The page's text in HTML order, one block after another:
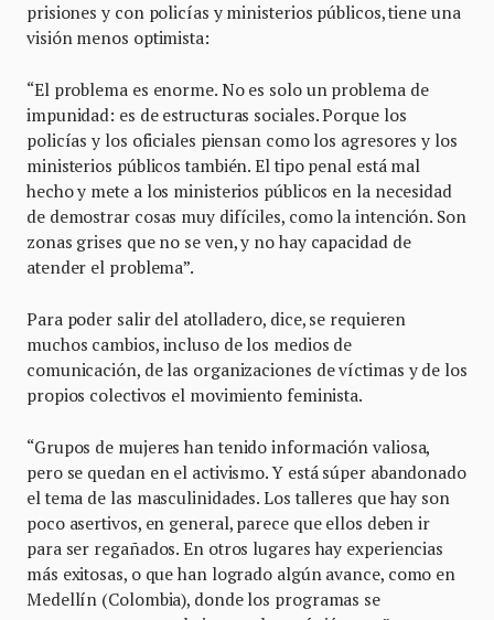
prisiones y con policías y ministerios públicos, tiene una
visión menos optimista:
“El problema es enorme. No es solo un problema de
impunidad: es de estructuras sociales. Porque los
policías y los oficiales piensan como los agresores y los
ministerios públicos también. El tipo penal está mal
hecho y mete a los ministerios públicos en la necesidad
de demostrar cosas muy difíciles, como la intención. Son
zonas grises que no se ven, y no hay capacidad de
atender el problema”.
Para poder salir del atolladero, dice, se requieren
muchos cambios, incluso de los medios de
comunicación, de las organizaciones de víctimas y de los
propios colectivos el movimiento feminista.
“Grupos de mujeres han tenido información valiosa,
pero se quedan en el activismo. Y está súper abandonado
el tema de las masculinidades. Los talleres que hay son
poco asertivos, en general, parece que ellos deben ir
para ser regañados. En otros lugares hay experiencias
más exitosas, o que han logrado algún avance, como en
Medellín (Colombia), donde los programas se